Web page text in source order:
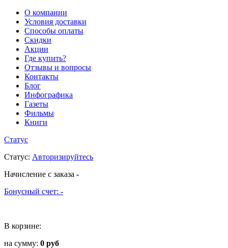
О компании
Условия доставки
Способы оплаты
Скидки
Акции
Где купить?
Отзывы и вопросы
Контакты
Блог
Инфографика
Газеты
Фильмы
Книги
Статус
Статус: Авторизируйтесь
Начисление с заказа -
Бонусный счет: -
В корзине:
на сумму: 0 руб